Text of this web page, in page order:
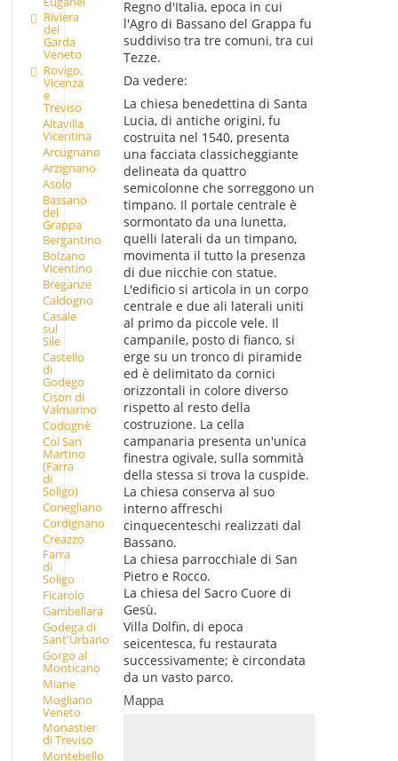
Riviera
del
Garda
Veneto
Rovigo,
Vicenza
e
Treviso
Altavilla
Vicentina
Arcugnano
Arzignano
Asolo
Bassano
del
Grappa
Bergantino
Bolzano
Vicentino
Breganze
Caldogno
Casale
sul
Sile
Castello
di
Godego
Cison di
Valmarino
Codognè
Col San
Martino
(Farra
di
Soligo)
Conegliano
Cordignano
Creazzo
Farra
di
Soligo
Ficarolo
Gambellara
Godega di
Sant'Urbano
Gorgo al
Monticano
Miane
Mogliano
Veneto
Monastier
di Treviso
Montebello
Regno d'Italia, epoca in cui
l'Agro di Bassano del Grappa fu
suddiviso tra tre comuni, tra cui
Tezze.
Da vedere:
La chiesa benedettina di Santa
Lucia, di antiche origini, fu
costruita nel 1540, presenta
una facciata classicheggiante
delineata da quattro
semicolonne che sorreggono un
timpano. Il portale centrale è
sormontato da una lunetta,
quelli laterali da un timpano,
movimenta il tutto la presenza
di due nicchie con statue.
L'edificio si articola in un corpo
centrale e due ali laterali uniti
al primo da piccole vele. Il
campanile, posto di fianco, si
erge su un tronco di piramide
ed è delimitato da cornici
orizzontali in colore diverso
rispetto al resto della
costruzione. La cella
campanaria presenta un'unica
finestra ogivale, sulla sommità
della stessa si trova la cuspide.
La chiesa conserva al suo
interno affreschi
cinquecenteschi realizzati dal
Bassano.
La chiesa parrocchiale di San
Pietro e Rocco.
La chiesa del Sacro Cuore di
Gesù.
Villa Dolfin, di epoca
seicentesca, fu restaurata
successivamente; è circondata
da un vasto parco.
Mappa